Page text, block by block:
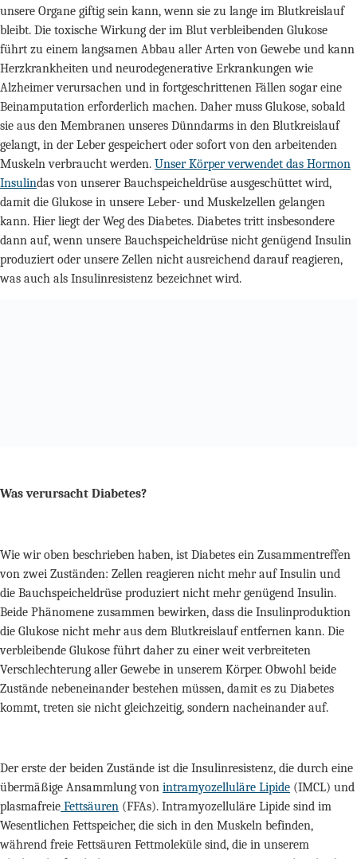
unsere Organe giftig sein kann, wenn sie zu lange im Blutkreislauf
bleibt. Die toxische Wirkung der im Blut verbleibenden Glukose
führt zu einem langsamen Abbau aller Arten von Gewebe und kann
Herzkrankheiten und neurodegenerative Erkrankungen wie
Alzheimer verursachen und in fortgeschrittenen Fällen sogar eine
Beinamputation erforderlich machen. Daher muss Glukose, sobald
sie aus den Membranen unseres Dünndarms in den Blutkreislauf
gelangt, in der Leber gespeichert oder sofort von den arbeitenden
Muskeln verbraucht werden. Unser Körper verwendet das Hormon
Insulindas von unserer Bauchspeicheldrüse ausgeschüttet wird,
damit die Glukose in unsere Leber- und Muskelzellen gelangen
kann. Hier liegt der Weg des Diabetes. Diabetes tritt insbesondere
dann auf, wenn unsere Bauchspeicheldrüse nicht genügend Insulin
produziert oder unsere Zellen nicht ausreichend darauf reagieren,
was auch als Insulinresistenz bezeichnet wird.
Was verursacht Diabetes?
Wie wir oben beschrieben haben, ist Diabetes ein Zusammentreffen
von zwei Zuständen: Zellen reagieren nicht mehr auf Insulin und
die Bauchspeicheldrüse produziert nicht mehr genügend Insulin.
Beide Phänomene zusammen bewirken, dass die Insulinproduktion
die Glukose nicht mehr aus dem Blutkreislauf entfernen kann. Die
verbleibende Glukose führt daher zu einer weit verbreiteten
Verschlechterung aller Gewebe in unserem Körper. Obwohl beide
Zustände nebeneinander bestehen müssen, damit es zu Diabetes
kommt, treten sie nicht gleichzeitig, sondern nacheinander auf.
Der erste der beiden Zustände ist die Insulinresistenz, die durch eine
übermäßige Ansammlung von intramyozelluläre Lipide (IMCL) und
plasmafreie Fettsäuren (FFAs). Intramyozelluläre Lipide sind im
Wesentlichen Fettspeicher, die sich in den Muskeln befinden,
während freie Fettsäuren Fettmoleküle sind, die in unserem